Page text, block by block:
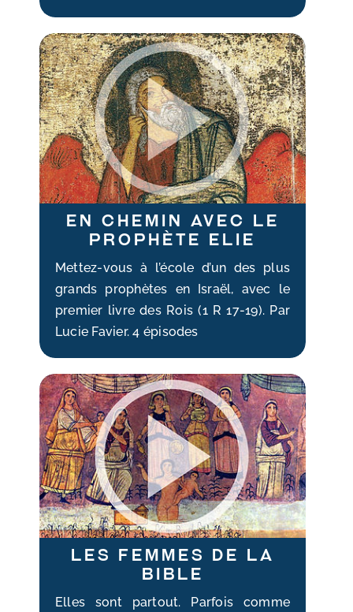
En chemin avec le
prophète Elie
Mettez-vous à l’école d’un des plus
grands prophètes en Israël, avec le
premier livre des Rois (1 R 17-19). Par
Lucie Favier. 4 épisodes
Les femmes de la
Bible
Elles sont partout. Parfois comme